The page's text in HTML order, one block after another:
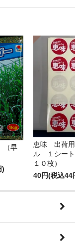
（早
)
恵味 出荷
ル １シート
１０枚）
40円(税込44